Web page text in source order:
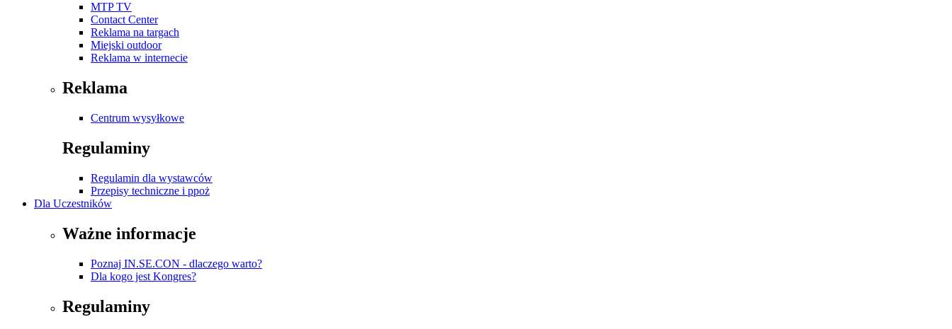
MTP TV
Contact Center
Reklama na targach
Miejski outdoor
Reklama w internecie
Reklama
Centrum wysyłkowe
Regulaminy
Regulamin dla wystawców
Przepisy techniczne i ppoż
Dla Uczestników
Ważne informacje
Poznaj IN.SE.CON - dlaczego warto?
Dla kogo jest Kongres?
Regulaminy